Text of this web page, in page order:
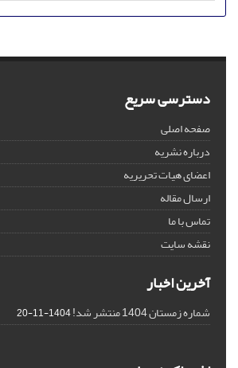
دسترسی سریع
صفحه اصلی
درباره نشریه
اعضای هیات تحریریه
ارسال مقاله
تماس با ما
نقشه سایت
آخرین اخبار
شماره زمستان 1404 منتشر شد! 1404-11-20